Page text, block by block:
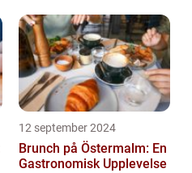
12 september 2024
Brunch på Östermalm: En
Gastronomisk Upplevelse